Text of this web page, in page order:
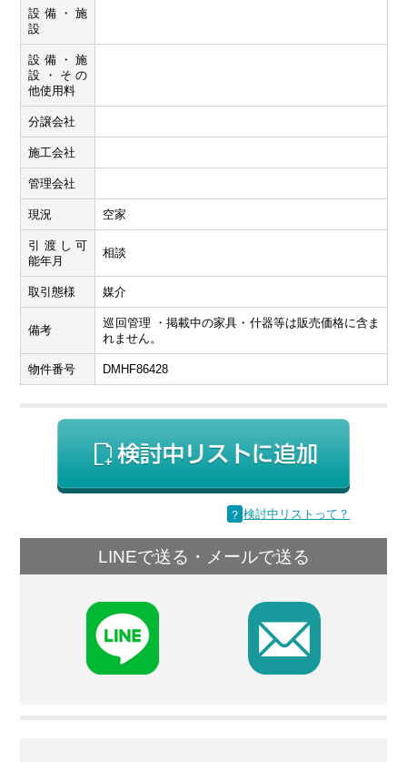
設備・施
設
設備・施
設・その
他使用料
分譲会社
施工会社
管理会社
現況 空家
引渡し可
能年月
相談
取引態様 媒介
備考
巡回管理 ・掲載中の家具・什器等は販売価格に含ま
れません。
物件番号 DMHF86428
？ 検討中リストって？
LINEで送る・メールで送る
F